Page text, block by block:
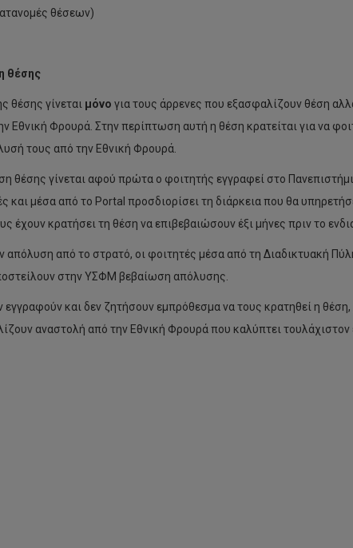
θέσεων)
θέσης
θέσης γίνεται μόνο για τους άρρενες που εξασφαλίζουν θέση
Εθνική Φρουρά. Στην περίπτωση αυτή η θέση κρατείται για να
τους από την Εθνική Φρουρά.
θέσης γίνεται αφού πρώτα ο φοιτητής εγγραφεί στο
και μέσα από το Portal προσδιορίσει τη διάρκεια που θα
έχουν κρατήσει τη θέση να επιβεβαιώσουν έξι μήνες πριν το
απόλυση από το στρατό, οι φοιτητές μέσα από τη Διαδικτυακή
στην ΥΣΦΜ βεβαίωση απόλυσης.
εγγραφούν και δεν ζητήσουν εμπρόθεσμα να τους κρατηθεί η
αναστολή από την Εθνική Φρουρά που καλύπτει